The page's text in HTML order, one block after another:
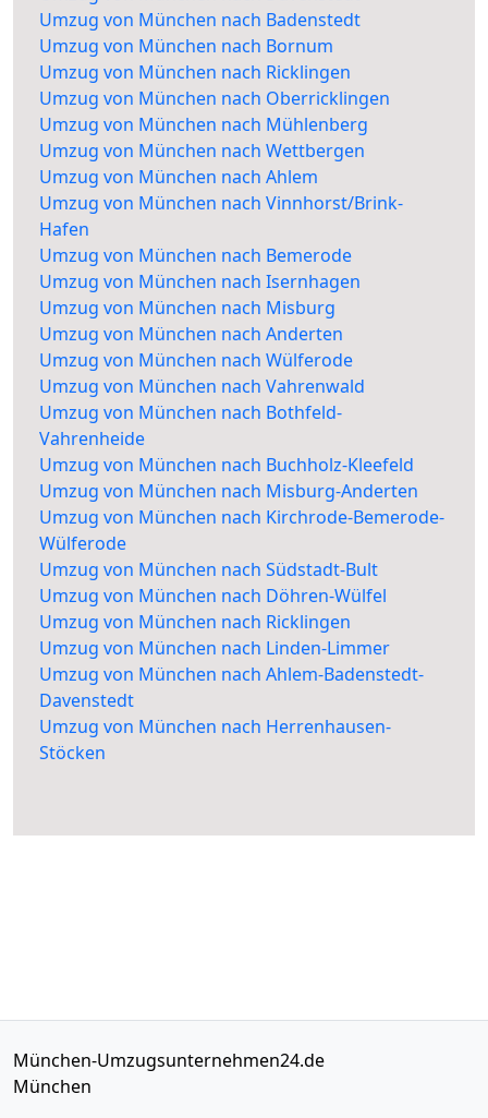
Umzug von München nach Badenstedt
Umzug von München nach Bornum
Umzug von München nach Ricklingen
Umzug von München nach Oberricklingen
Umzug von München nach Mühlenberg
Umzug von München nach Wettbergen
Umzug von München nach Ahlem
Umzug von München nach Vinnhorst/Brink-
Hafen
Umzug von München nach Bemerode
Umzug von München nach Isernhagen
Umzug von München nach Misburg
Umzug von München nach Anderten
Umzug von München nach Wülferode
Umzug von München nach Vahrenwald
Umzug von München nach Bothfeld-
Vahrenheide
Umzug von München nach Buchholz-Kleefeld
Umzug von München nach Misburg-Anderten
Umzug von München nach Kirchrode-Bemerode-
Wülferode
Umzug von München nach Südstadt-Bult
Umzug von München nach Döhren-Wülfel
Umzug von München nach Ricklingen
Umzug von München nach Linden-Limmer
Umzug von München nach Ahlem-Badenstedt-
Davenstedt
Umzug von München nach Herrenhausen-
Stöcken
München-Umzugsunternehmen24.de
München